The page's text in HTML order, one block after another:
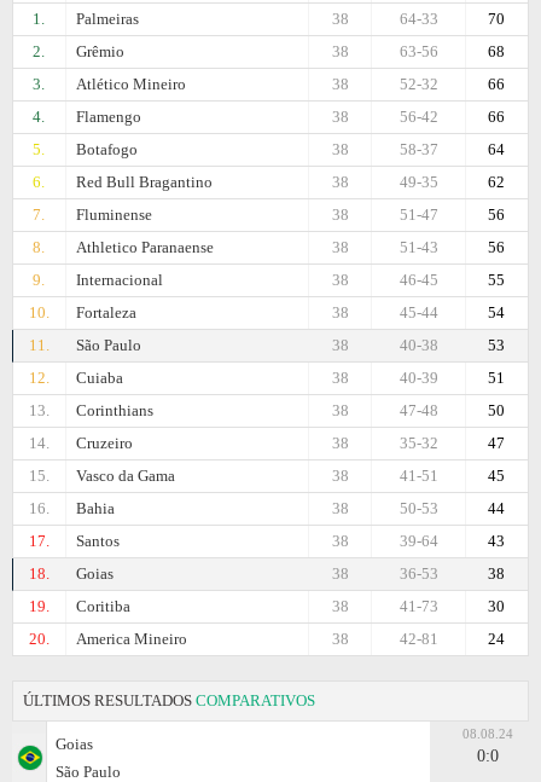
1. Palmeiras 70
64-33
38
2.
Grêmio 68
63-56
38
3.
Atlético Mineiro 66
52-32
38
4.
Flamengo 66
56-42
38
5.
Botafogo 64
58-37
38
6.
Red Bull Bragantino 62
49-35
38
7.
Fluminense 56
51-47
38
8.
Athletico Paranaense 56
51-43
38
9.
Internacional 55
46-45
38
10.
Fortaleza 54
45-44
38
11.
São Paulo 53
40-38
38
12.
Cuiaba 51
40-39
38
13.
Corinthians 50
47-48
38
14.
Cruzeiro 47
35-32
38
15.
Vasco da Gama 45
41-51
38
16.
Bahia 44
50-53
38
17.
Santos 43
39-64
38
18.
Goias 38
36-53
38
19.
Coritiba 30
41-73
38
20.
Amеrica Mineiro 24
42-81
38
ÚLTIMOS RESULTADOS COMPARATIVOS
Goias
São Paulo
08.08.24
0:0